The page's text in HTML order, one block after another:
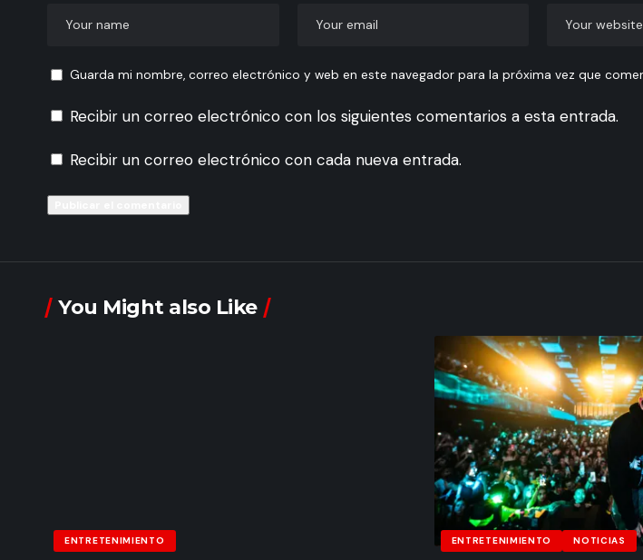
Guarda mi nombre, correo electrónico y web en este navegador para la próxima vez que
Recibir un correo electrónico con los siguientes comentarios a esta entrada.
Recibir un correo electrónico con cada nueva entrada.
You Might also Like
ENTRETENIMIENTO ENTRETENIMIENTO NOTICIAS